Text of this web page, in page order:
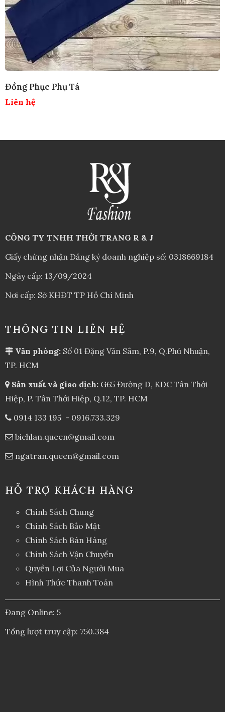
Đồng Phục Phụ Tá
Liên hệ
CÔNG TY TNHH THỜI TRANG R & J
Giấy chứng nhận Đăng ký doanh nghiệp số: 0318669184
Ngày cấp: 13/09/2024
Nơi cấp: Sở KHĐT TP Hồ Chí Minh
THÔNG TIN LIÊN HỆ
Văn phòng: Số 01 Đặng Văn Sâm, P.9, Q.Phú Nhuận,
TP. HCM
Sản xuất và giao dịch: G65 Đường D, KDC Tân Thới
Hiệp, P. Tân Thới Hiệp, Q.12, TP. HCM
0914 133 195 - 0916.733.329
bichlan.queen@gmail.com
ngatran.queen@gmail.com
HỖ TRỢ KHÁCH HÀNG
Chính Sách Chung
Chính Sách Bảo Mật
Chính Sách Bán Hàng
Chính Sách Vận Chuyển
Quyền Lợi Của Người Mua
Hình Thức Thanh Toán
Đang Online: 5
Tổng lượt truy cập: 750.384